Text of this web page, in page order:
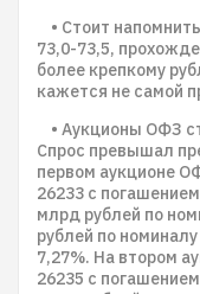
• Стоит
73,0-73,5,
более крепкому
кажется не самой
• Аукционы ОФЗ
Спрос превышал
первом аукционе
26233 с
млрд рублей по
рублей по
7,27%. На втором
26235 с